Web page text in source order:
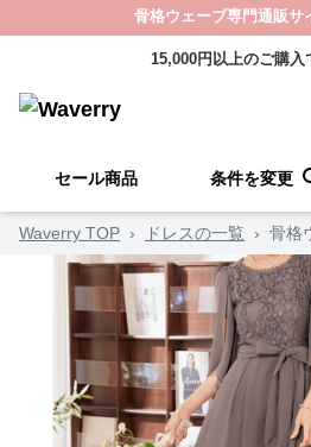
骨格ウェーブ専門通販サ
15,000円以上のご購入
セール商品 条件を変更
Waverry TOP › ドレスの一覧 › 骨格